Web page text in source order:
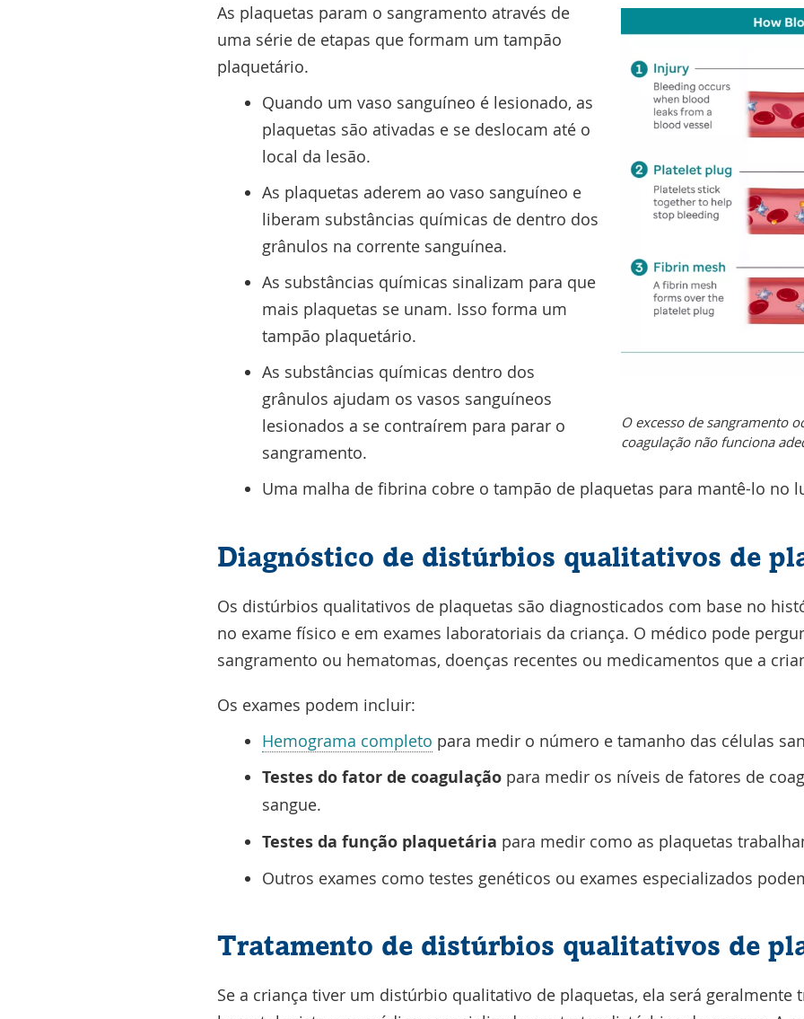
O excesso de sangramento
coagulação não funciona
As plaquetas param o sangramento através de
uma série de etapas que formam um tampão
plaquetário.
Quando um vaso sanguíneo é lesionado, as
plaquetas são ativadas e se deslocam até o
local da lesão.
As plaquetas aderem ao vaso sanguíneo e
liberam substâncias químicas de dentro dos
grânulos na corrente sanguínea.
As substâncias químicas sinalizam para que
mais plaquetas se unam. Isso forma um
tampão plaquetário.
As substâncias químicas dentro dos
grânulos ajudam os vasos sanguíneos
lesionados a se contraírem para parar o
sangramento.
Uma malha de fibrina cobre o tampão de plaquetas para mantê-lo no
Diagnóstico de distúrbios qualitativos de
Os distúrbios qualitativos de plaquetas são diagnosticados com base no
no exame físico e em exames laboratoriais da criança. O médico pode
sangramento ou hematomas, doenças recentes ou medicamentos que a
Os exames podem incluir:
Hemograma completo para medir o número e tamanho das células
Testes do fator de coagulaçãopara medir os níveis de fatores de
sangue.
Testes da função plaquetária para medir como as plaquetas
Outros exames como testes genéticos ou exames especializados
Tratamento de distúrbios qualitativos de
Se a criança tiver um distúrbio qualitativo de plaquetas, ela será geralmente